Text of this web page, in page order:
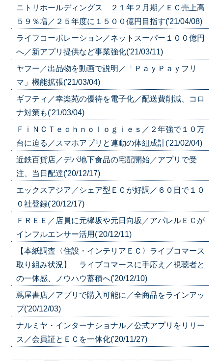
ニトリホールディングス ２１年２月期／ＥＣ売上高
５９％増／２５年度に１５００億円目指す('21/04/08)
ライフコーポレーション／ネットスーパー１００億円
へ／新アプリ提供など事業強化('21/03/11)
ヤフー／出品物を動画で説明／「ＰａｙＰａｙフリ
マ」機能拡張('21/03/04)
ギフティ／幸楽苑の優待を電子化／配送費削減、コロ
ナ対策も('21/03/04)
ＦｉＮＣＴｅｃｈｎｏｌｏｇｉｅｓ／２年強で１０万
台に迫る／スマホアプリと連動の体組成計('21/02/04)
近鉄百貨店／デパ地下食品の宅配開始／アプリで受
注、当日配達('20/12/17)
エックスアジア／シェア型ＥＣが好調／６０日で１０
０社登録('20/12/17)
ＦＲＥＥ／店員に元欅坂や元日向坂／アパレルＥＣが
インフルエンサー活用('20/12/11)
【本紙調査〈住設・インテリアＥＣ〉ライブコマース
取り組み状況】 ライブコマースに手応え／視聴者と
の一体感、ノウハウ蓄積へ('20/12/10)
蔦屋書店／アプリで購入可能に／全商品をラインアッ
プ('20/12/03)
ナルミヤ・インターナショナル／公式アプリをリリー
ス／会員証とＥＣを一体化('20/11/27)